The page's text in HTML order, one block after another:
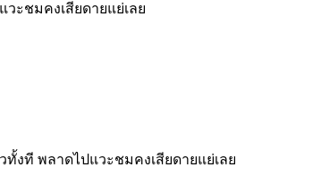
ะชมคงเสียดายแย่เลย
ทั้งที พลาดไปแวะชมคงเสียดายแย่เลย